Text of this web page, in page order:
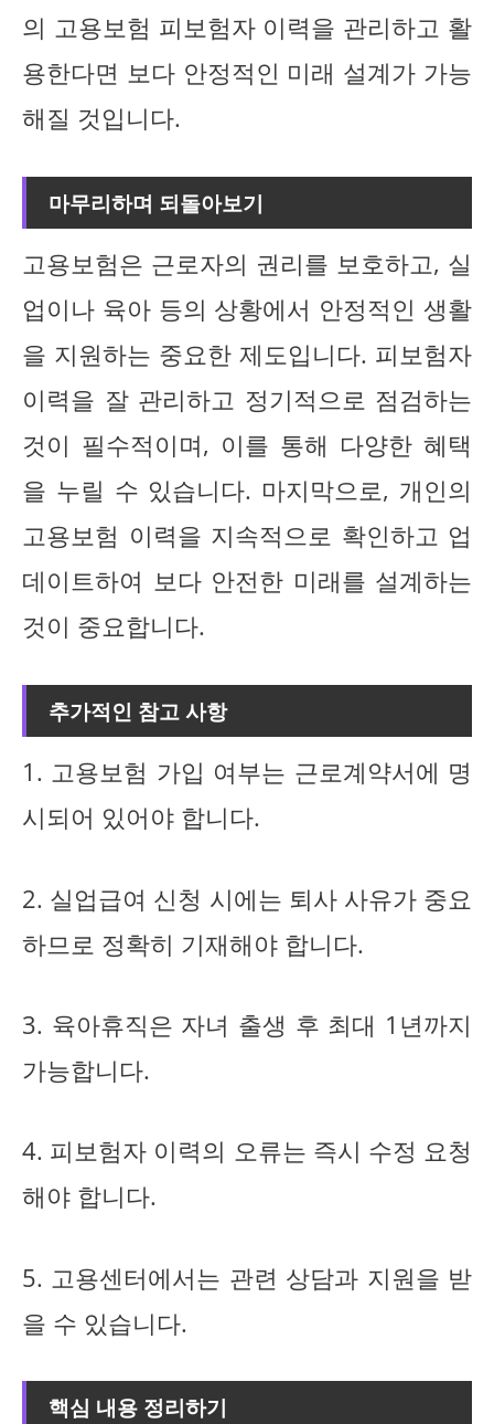
의 고용보험 피보험자 이력을 관리하고 활
용한다면 보다 안정적인 미래 설계가 가능
해질 것입니다.
마무리하며 되돌아보기
고용보험은 근로자의 권리를 보호하고, 실
업이나 육아 등의 상황에서 안정적인 생활
을 지원하는 중요한 제도입니다. 피보험자
이력을 잘 관리하고 정기적으로 점검하는
것이 필수적이며, 이를 통해 다양한 혜택
을 누릴 수 있습니다. 마지막으로, 개인의
고용보험 이력을 지속적으로 확인하고 업
데이트하여 보다 안전한 미래를 설계하는
것이 중요합니다.
추가적인 참고 사항
1. 고용보험 가입 여부는 근로계약서에 명
시되어 있어야 합니다.
2. 실업급여 신청 시에는 퇴사 사유가 중요
하므로 정확히 기재해야 합니다.
3. 육아휴직은 자녀 출생 후 최대 1년까지
가능합니다.
4. 피보험자 이력의 오류는 즉시 수정 요청
해야 합니다.
5. 고용센터에서는 관련 상담과 지원을 받
을 수 있습니다.
핵심 내용 정리하기